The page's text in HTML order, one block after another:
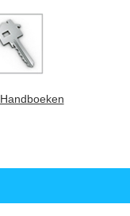
Handboeken